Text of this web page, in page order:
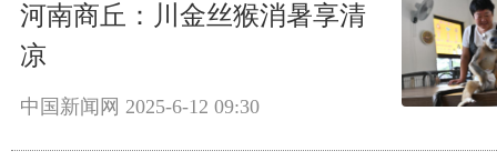
河南商丘：川金丝猴消暑享清
凉
中国新闻网 2025-6-12 09:30